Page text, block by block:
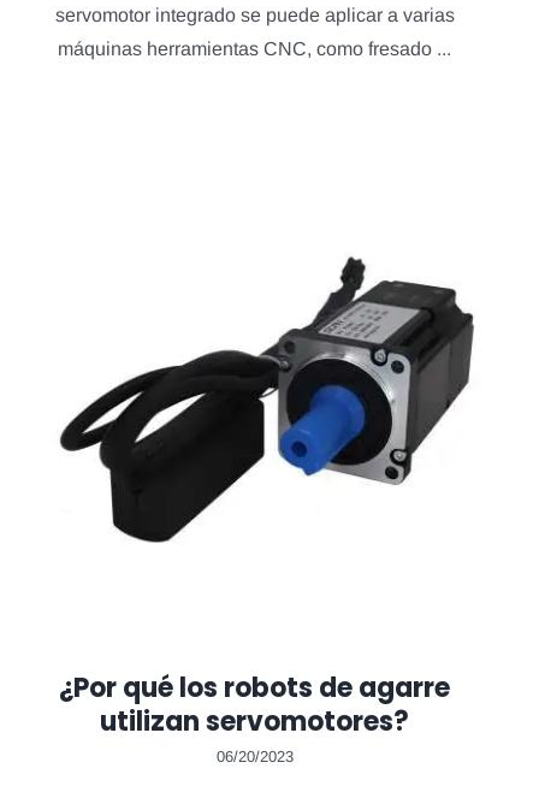
servomotor integrado se puede aplicar a varias
máquinas herramientas CNC, como fresado ...
¿Por qué los robots de agarre
utilizan servomotores?
06/20/2023